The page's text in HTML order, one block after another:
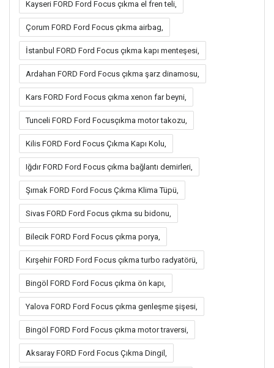
Kayseri FORD Ford Focus çıkma el fren teli,
Çorum FORD Ford Focus çıkma airbag,
İstanbul FORD Ford Focus çıkma kapı menteşesi,
Ardahan FORD Ford Focus çıkma şarz dinamosu,
Kars FORD Ford Focus çıkma xenon far beyni,
Tunceli FORD Ford Focusçıkma motor takozu,
Kilis FORD Ford Focus Çıkma Kapı Kolu,
Iğdır FORD Ford Focus çıkma bağlantı demirleri,
Şırnak FORD Ford Focus Çıkma Klima Tüpü,
Sivas FORD Ford Focus çıkma su bidonu,
Bilecik FORD Ford Focus çıkma porya,
Kırşehir FORD Ford Focus çıkma turbo radyatörü,
Bingöl FORD Ford Focus çıkma ön kapı,
Yalova FORD Ford Focus çıkma genleşme şişesi,
Bingöl FORD Ford Focus çıkma motor traversi,
Aksaray FORD Ford Focus Çıkma Dingil,